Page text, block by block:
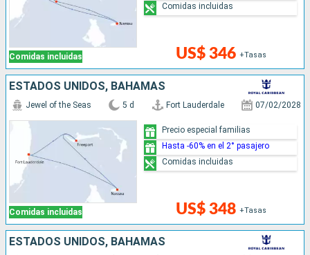
Comidas incluidas US$ 346 +Tasas
Comidas incluidas
ESTADOS UNIDOS, BAHAMAS
Comidas incluidas
Jewel of the Seas 5 d Fort Lauderdale 07/02/2028
US$ 348 +Tasas
Precio especial familias
Hasta -60% en el 2° pasajero
Comidas incluidas
ESTADOS UNIDOS, BAHAMAS